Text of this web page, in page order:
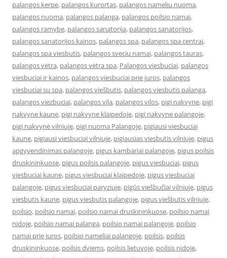
palangos kerpe, palangos kurortas, palangos nameliu nuoma,
palangos nuoma, palangos palanga, palangos poilsio namai,
palangos ramybe, palangos sanatorija, palangos sanatorijos,
palangos sanatorijos kainos, palangos spa, palangos spa centrai,
palangos spa viesbutis, palangos sveciu namai, palangos tauras,
palangos vėtra, palangos vėtra spa, Palangos viesbuciai, palangos
viesbuciai ir kainos, palangos viesbuciai prie juros, palangos
viesbuciai su spa, palangos viešbutis, palangos viesbutis palanga,
palangos viezbuciai, palangos vila, palangos vilos, pigi nakvyne, pigi
nakvyne kaune, pigi nakvyne klaipedoje, pigi nakvyne palangoje,
pigi nakvynė vilniuje, pigi nuoma Palangoje, pigiausi viesbuciai
kaune, pigiausi viesbuciai vilniuje, pigiausias viesbutis vilniuje, pigus
apgyvendinimas palangoje, pigus kambariai palangoje, pigus poilsis
druskininkuose, pigus poilsis palangoje, pigus viesbuciai, pigus
viesbuciai kaune, pigus viesbuciai klaipedoje, pigus viesbuciai
palangoje, pigus viesbuciai paryziuje, pigūs viešbučiai vilniuje, pigus
viesbutis kaune, pigus viesbutis palangoje, pigus viešbutis vilniuje,
poilsio, poilsio namai, poilsio namai druskininkuose, poilsio namai
nidoje, poilsio namai palanga, poilsio namai palangoje, poilsio
namai prie juros, poilsio nameliai palangoje, poilsis, poilsis
druskininkuose, poilsis dviems, poilsis lietuvoje, poilsis nidoje,